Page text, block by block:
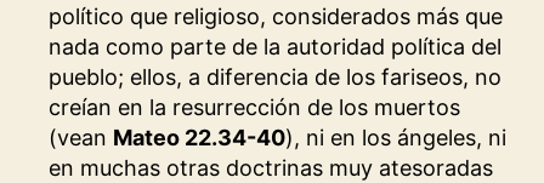
político que religioso, considerados más que
nada como parte de la autoridad política del
pueblo; ellos, a diferencia de los fariseos, no
creían en la resurrección de los muertos
(vean Mateo 22.34-40), ni en los ángeles, ni
en muchas otras doctrinas muy atesoradas